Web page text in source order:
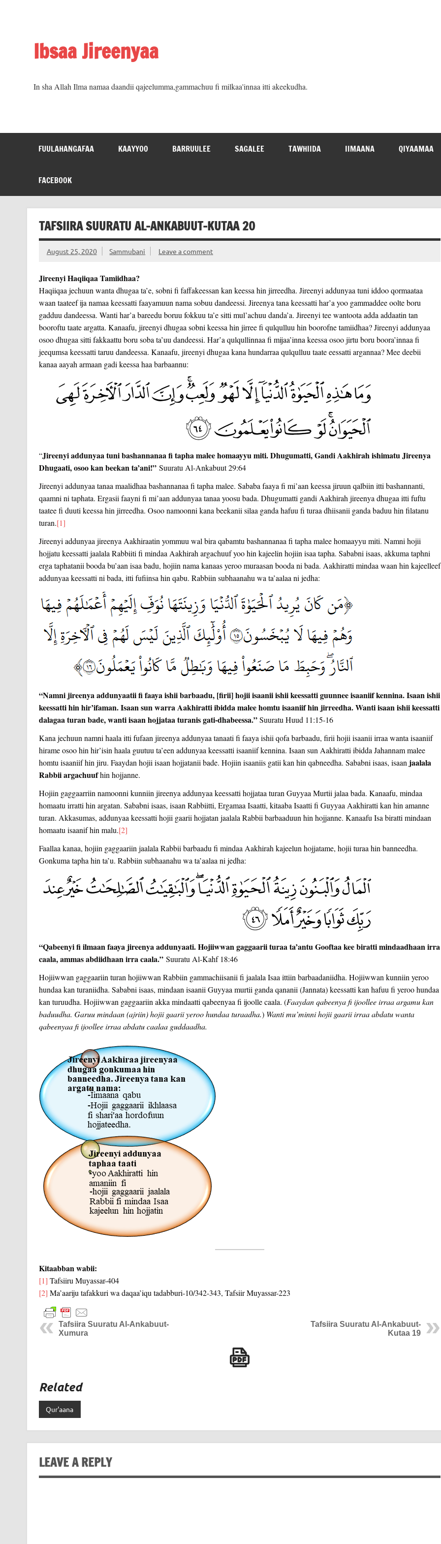
Ibsaa Jireenyaa
In sha Allah Ilma namaa daandii qajeelumma,gammachuu fi milkaa'innaa itti akeekudha.
FUULAHANGAFAA KAAYYOO BARRUULEE SAGALEE TAWHIIDA IIMAANA QIYAAMAA
FACEBOOK
TAFSIIRA SUURATU AL-ANKABUUT-KUTAA 20
August 25, 2020 Sammubani Leave a comment
Jireenyi Haqiiqaa Tamiidhaa?
Haqiiqaa jechuun wanta dhugaa ta’e, sobni fi faffakeessan kan keessa hin jirreedha. Jireenyi addunyaa tuni iddoo qormaataa
waan taateef ija namaa keessatti faayamuun nama sobuu dandeessi. Jireenya tana keessatti har’a yoo gammaddee oolte boru
gadduu dandeessa. Wanti har’a bareedu boruu fokkuu ta’e sitti mul’achuu danda’a. Jireenyi tee wantoota adda addaatin tan
booroftu taate argatta. Kanaafu, jireenyi dhugaa sobni keessa hin jirree fi qulqulluu hin boorofne tamiidhaa? Jireenyi addunyaa
osoo dhugaa sitti fakkaattu boru soba ta’uu dandeessi. Har’a qulqullinnaa fi mijaa’inna keessa osoo jirtu boru boora’innaa fi
jeequmsa keessatti taruu dandeessa. Kanaafu, jireenyi dhugaa kana hundarraa qulqulluu taate eessatti argannaa? Mee deebii
kanaa aayah armaan gadi keessa haa barbaannu:
“Jireenyi addunyaa tuni bashannanaa fi tapha malee homaayyu miti. Dhugumatti, Gandi Aakhirah ishimatu Jireenya
Dhugaati, osoo kan beekan ta’ani!”Suuratu Al-Ankabuut 29:64
Jireenyi addunyaa tanaa maalidhaa bashannanaa fi tapha malee. Sababa faaya fi mi’aan keessa jiruun qalbiin itti bashannanti,
qaamni ni taphata. Ergasii faayni fi mi’aan addunyaa tanaa yoosu bada. Dhugumatti gandi Aakhirah jireenya dhugaa itti fuftu
taatee fi duuti keessa hin jirreedha. Osoo namoonni kana beekanii silaa ganda hafuu fi turaa dhiisanii ganda baduu hin filatanu
turan.[1]
Jireenyi addunyaa jireenya Aakhiraatin yommuu wal bira qabamtu bashannanaa fi tapha malee homaayyu miti. Namni hojii
hojjatu keessatti jaalala Rabbiiti fi mindaa Aakhirah argachuuf yoo hin kajeelin hojiin isaa tapha. Sababni isaas, akkuma taphni
erga taphatanii booda bu’aan isaa badu, hojiin nama kanaas yeroo muraasan booda ni bada. Aakhiratti mindaa waan hin kajeelleef
addunyaa keessatti ni bada, itti fufiinsa hin qabu. Rabbiin subhaanahu wa ta’aalaa ni jedha:
“Namni jireenya addunyaatii fi faaya ishii barbaadu, [firii] hojii isaanii ishii keessatti guunnee isaaniif kennina. Isaan ishii
keessatti hin hir’ifaman. Isaan sun warra Aakhiratti ibidda malee homtu isaaniif hin jirreedha. Wanti isaan ishii keessatti
dalagaa turan bade, wanti isaan hojjataa turanis gati-dhabeessa.”Suuratu Huud 11:15-16
Kana jechuun namni haala itti fufaan jireenya addunyaa tanaati fi faaya ishii qofa barbaadu, firii hojii isaanii irraa wanta isaaniif
hirame osoo hin hir’isin haala guutuu ta’een addunyaa keessatti isaaniif kennina. Isaan sun Aakhiratti ibidda Jahannam malee
homtu isaaniif hin jiru. Faaydan hojii isaan hojjatanii bade. Hojiin isaaniis gatii kan hin qabneedha. Sababni isaas, isaanjaalala
Rabbii argachuufhin hojjanne.
Hojiin gaggaarriin namoonni kunniin jireenya addunyaa keessatti hojjataa turan Guyyaa Murtii jalaa bada. Kanaafu, mindaa
homaatu irratti hin argatan. Sababni isaas, isaan Rabbiitti, Ergamaa Isaatti, kitaaba Isaatti fi Guyyaa Aakhiratti kan hin amanne
turan. Akkasumas, addunyaa keessatti hojii gaarii hojjatan jaalala Rabbii barbaaduun hin hojjanne. Kanaafu Isa biratti mindaan
homaatu isaanif hin malu.[2]
Faallaa kanaa, hojiin gaggaariin jaalala Rabbii barbaadu fi mindaa Aakhirah kajeelun hojjatame, hojii turaa hin banneedha.
Gonkuma tapha hin ta’u. Rabbiin subhaanahu wa ta’aalaa ni jedha:
“Qabeenyi fi ilmaan faaya jireenya addunyaati. Hojiiwwan gaggaarii turaa ta’antu Gooftaa kee biratti mindaadhaan irra
caala, ammas abdiidhaan irra caala.”Suuratu Al-Kahf 18:46
Hojiiwwan gaggaariin turan hojiiwwan Rabbiin gammachiisanii fi jaalala Isaa ittiin barbaadaniidha. Hojiiwwan kunniin yeroo
hundaa kan turaniidha. Sababni isaas, mindaan isaanii Guyyaa murtii ganda qananii (Jannata) keessatti kan hafuu fi yeroo hundaa
kan turuudha. Hojiiwwan gaggaariin akka mindaatti qabeenyaa fi ijoolle caala. (Faaydan qabeenya fi ijoollee irraa argamu kan
baduudha. Garuu mindaan (ajriin) hojii gaarii yeroo hundaa turaadha.) Wanti mu’minni hojii gaarii irraa abdatu wanta
qabeenyaa fi ijoollee irraa abdatu caalaa guddaadha.
Kitaabban wabii:
[1] Tafsiiru Muyassar-404
[2] Ma’aariju tafakkuri wa daqaa’iqu tadabburi-10/342-343, Tafsiir Muyassar-223
Tafsiira Suuratu Al-Ankabuut-
Xumura
Tafsiira Suuratu Al-Ankabuut-
Kutaa 19
Related
Qur'aana
LEAVE A REPLY